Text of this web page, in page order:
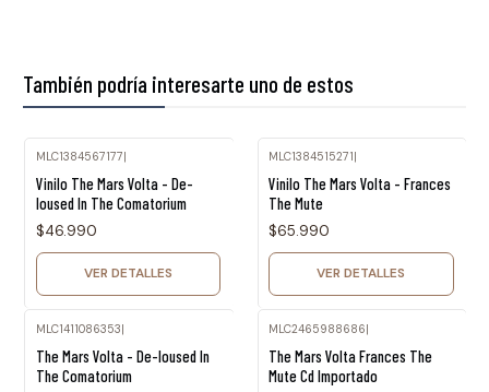
También podría interesarte uno de estos
MLC1384567177|
Vinilo The Mars Volta - De-
loused In The Comatorium
$46.990
VER DETALLES
MLC1384515271|
Vinilo The Mars Volta - Frances
The Mute
$65.990
VER DETALLES
MLC1411086353|
The Mars Volta - De-loused In
The Comatorium
MLC2465988686|
The Mars Volta Frances The
Mute Cd Importado